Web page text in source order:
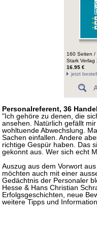
160 Seiten /
Stark Verlag
16.95 €
jetzt
Personalreferent, 36
"Ich gehöre zu denen, die
ansehen. Natürlich gefällt
wohltuende Abwechslung.
Sachen einfallen. Andere
richtige Gespür haben. Das
gekonnt aus. Wer sich echt
Auszug aus dem Vorwort aus
möchten auch mit einer
Gedächtnis der Personaler
Hesse & Hans Christian
Erfolgsgeschichten, neue
weitere Tipps und